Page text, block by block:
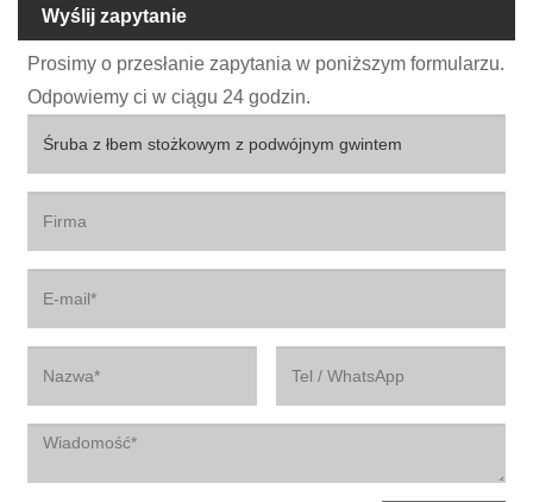
Wyślij zapytanie
Prosimy o przesłanie zapytania w poniższym formularzu.
Odpowiemy ci w ciągu 24 godzin.